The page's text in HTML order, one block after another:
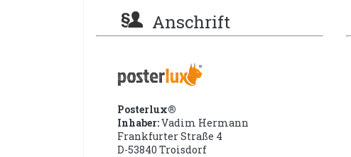
Anschrift
Posterlux®
Inhaber:Vadim Hermann
Frankfurter Straße 4
D-53840 Troisdorf